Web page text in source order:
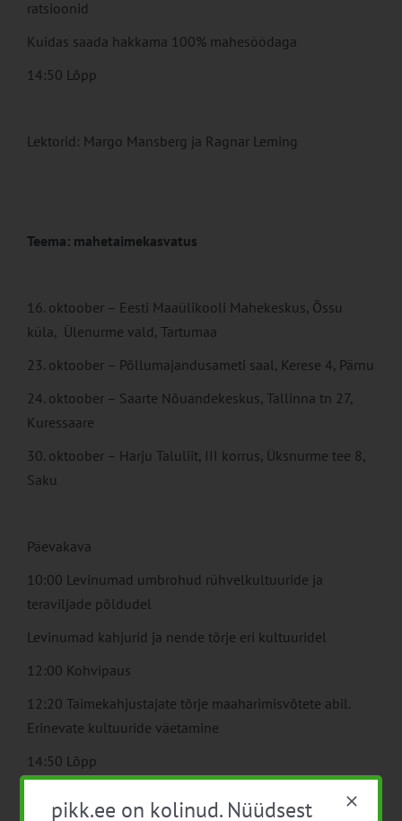
ratsioonid
Kuidas saada hakkama 100% mahesöödaga
14:50 Lõpp
Lektorid: Margo Mansberg ja Ragnar Leming
Teema: mahetaimekasvatus
16. oktoober – Eesti Maaülikooli Mahekeskus, Õssu
küla, Ülenurme vald, Tartumaa
23. oktoober – Põllumajandusameti saal, Kerese 4, Pärnu
24. oktoober – Saarte Nõuandekeskus, Tallinna tn 27,
Kuressaare
30. oktoober – Harju Taluliit, III korrus, Üksnurme tee 8,
Saku
Päevakava
10:00 Levinumad umbrohud rühvelkultuuride ja
teraviljade põldudel
Levinumad kahjurid ja nende tõrje eri kultuuridel
12:00 Kohvipaus
12:20 Taimekahjustajate tõrje maaharimisvõtete abil.
Erinevate kultuuride väetamine
14:50 Lõpp
Lektorid on mahenõustajad: Veeve Kaasik ja Lilia Kulli
pikk.ee on kolinud. Nüüdsest